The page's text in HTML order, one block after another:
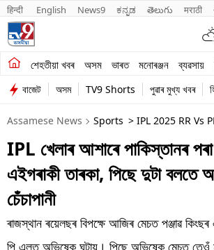
हिन्दी English News9 ಕನ್ನಡ తెలుగు मराठी
শেহতীয়া খবৰ অসম ভাৰত মনোৰঞ্জন ব্যৱসায়
শেহতীয়া খবৰ
অসম
ভাৰত
মনোৰঞ্জন
ব্যৱসায়
শিক্ষা
বাজেট অসম TV9 Shorts পুৱাৰ মুখ্য খবৰ
Assamese News Sports > IPL 2025 RR Vs
IPL খেলাৰ আশাৰে পাকিস্তানৰ
এইগৰাকী তাৰকা, পিছে দুটা বলতে
চেঁচাপানী
ৰাজস্থান ৰয়েলছৰ বিপক্ষে আজিৰ মেচত পঞ্জাৱ
পি এলত অভিষেক ঘটায়। পিছে অভিষেক মেচত তেওঁ